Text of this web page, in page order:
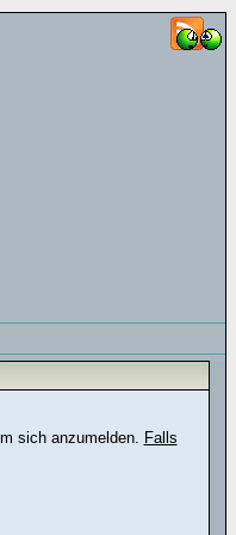
sich anzumelden. Falls